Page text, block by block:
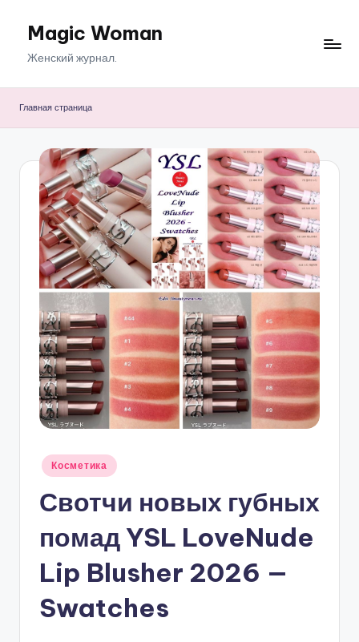
ПерейтиMagic Woman
Женский журнал.
Главная страница
Опубликовано
Косметика
Свотчи новых губных
помад YSL LoveNude
Lip Blusher 2026 —
Swatches